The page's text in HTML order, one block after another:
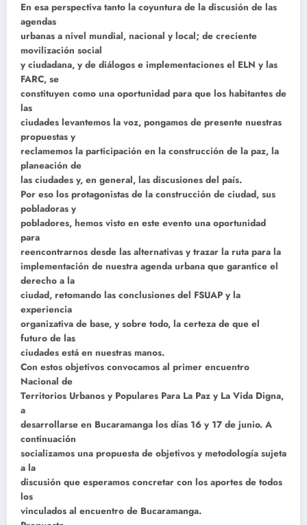
En esa perspectiva tanto la coyuntura de la discusión de las
agendas
urbanas a nivel mundial, nacional y local; de creciente
movilización social
y ciudadana, y de diálogos e implementaciones el ELN y las
FARC, se
constituyen como una oportunidad para que los habitantes de
las
ciudades levantemos la voz, pongamos de presente nuestras
propuestas y
reclamemos la participación en la construcción de la paz, la
planeación de
las ciudades y, en general, las discusiones del país.
Por eso los protagonistas de la construcción de ciudad, sus
pobladoras y
pobladores, hemos visto en este evento una oportunidad
para
reencontrarnos desde las alternativas y trazar la ruta para la
implementación de nuestra agenda urbana que garantice el
derecho a la
ciudad, retomando las conclusiones del FSUAP y la
experiencia
organizativa de base, y sobre todo, la certeza de que el
futuro de las
ciudades está en nuestras manos.
Con estos objetivos convocamos al primer encuentro
Nacional de
Territorios Urbanos y Populares Para La Paz y La Vida Digna,
a
desarrollarse en Bucaramanga los días 16 y 17 de junio. A
continuación
socializamos una propuesta de objetivos y metodología sujeta
a la
discusión que esperamos concretar con los aportes de todos
los
vinculados al encuentro de Bucaramanga.